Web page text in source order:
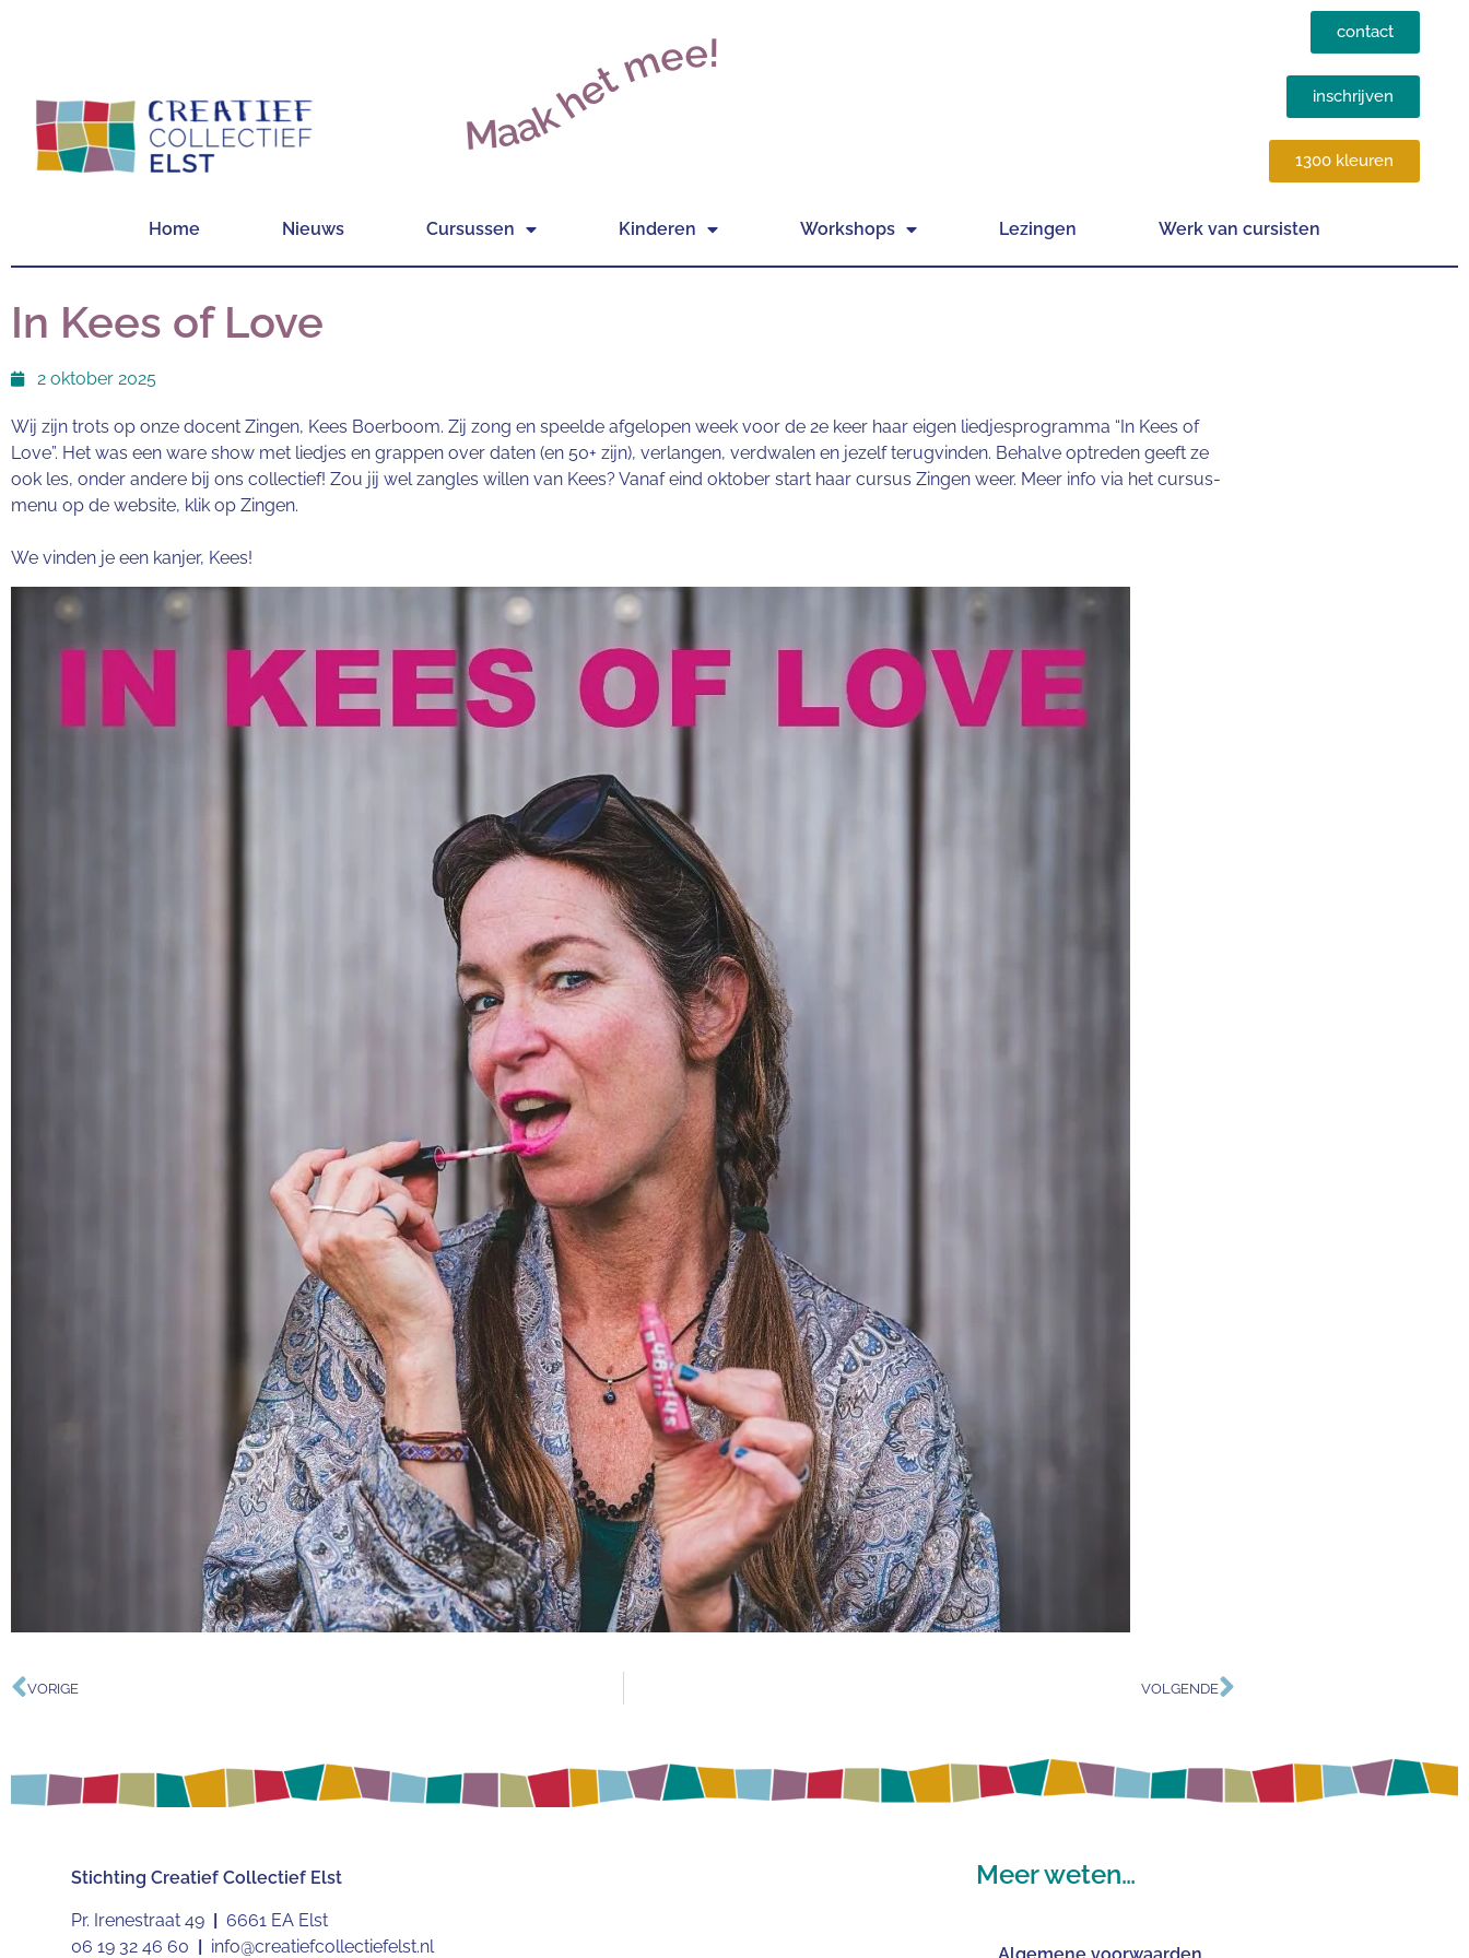
Maak het mee! contact
inschrijven
1300 kleuren
Home Nieuws Cursussen Kinderen Workshops Lezingen Werk van cursisten
In Kees of Love
2 oktober 2025
Wij zijn trots op onze docent Zingen, Kees Boerboom. Zij zong en speelde afgelopen week voor de 2e keer haar eigen liedjesprogramma “In Kees of
Love”. Het was een ware show met liedjes en grappen over daten (en 50+ zijn), verlangen, verdwalen en jezelf terugvinden. Behalve optreden geeft ze
ook les, onder andere bij ons collectief! Zou jij wel zangles willen van Kees? Vanaf eind oktober start haar cursus Zingen weer. Meer info via het cursus-
menu op de website, klik op Zingen.
We vinden je een kanjer, Kees!
VORIGE VOLGENDE
Stichting Creatief Collectief Elst
Pr. Irenestraat 49 | 6661 EA Elst
06 19 32 46 60 | info@creatiefcollectiefelst.nl
Meer weten…